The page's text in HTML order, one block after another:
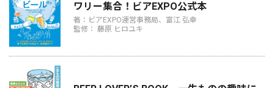
ワリー集合！ビアEXPO公式本
著：ビアEXPO運営事務局、富江 弘幸
監修： 藤原 ヒロユキ